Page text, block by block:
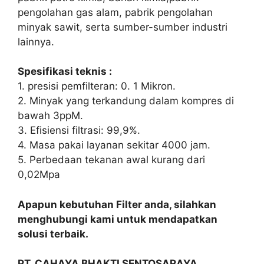
pengolahan gas alam, pabrik pengolahan
minyak sawit, serta sumber-sumber industri
lainnya.
Spesifikasi teknis :
1. presisi pemfilteran: 0. 1 Mikron.
2. Minyak yang terkandung dalam kompres di
bawah 3ppM.
3. Efisiensi filtrasi: 99,9%.
4. Masa pakai layanan sekitar 4000 jam.
5. Perbedaan tekanan awal kurang dari
0,02Mpa
Apapun kebutuhan Filter anda, silahkan
menghubungi kami untuk mendapatkan
solusi terbaik.